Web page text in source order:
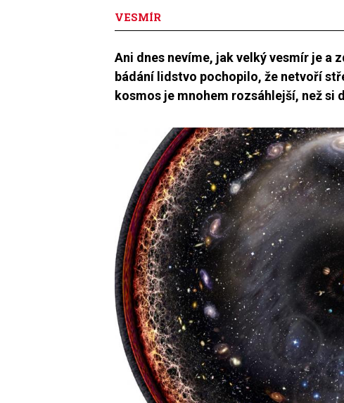
VESMÍR
Ani dnes nevíme, jak velký vesmír je a
bádání lidstvo pochopilo, že netvoří
kosmos je mnohem rozsáhlejší, než si